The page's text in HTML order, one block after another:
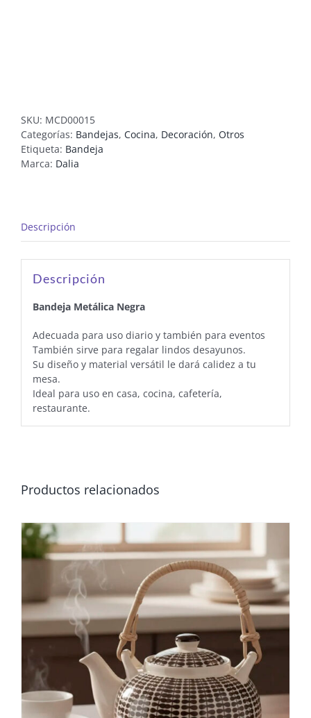
SKU: MCD00015
Categorías: Bandejas, Cocina, Decoración, Otros
Etiqueta: Bandeja
Marca: Dalia
Descripción
Descripción
Bandeja Metálica Negra
Adecuada para uso diario y también para eventos
También sirve para regalar lindos desayunos.
Su diseño y material versátil le dará calidez a tu
mesa.
Ideal para uso en casa, cocina, cafetería,
restaurante.
Productos relacionados